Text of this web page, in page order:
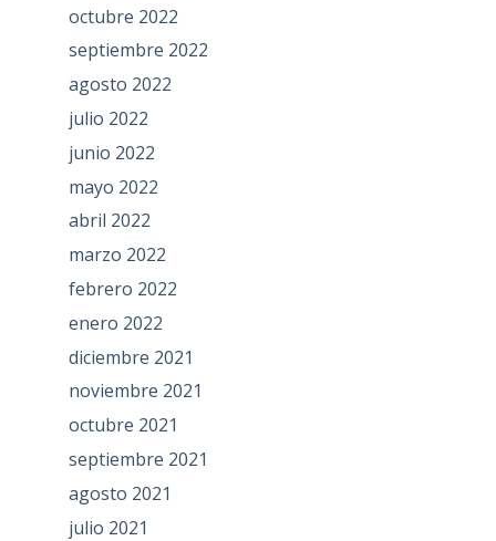
octubre 2022
septiembre 2022
agosto 2022
julio 2022
junio 2022
mayo 2022
abril 2022
marzo 2022
febrero 2022
enero 2022
diciembre 2021
noviembre 2021
octubre 2021
septiembre 2021
agosto 2021
julio 2021